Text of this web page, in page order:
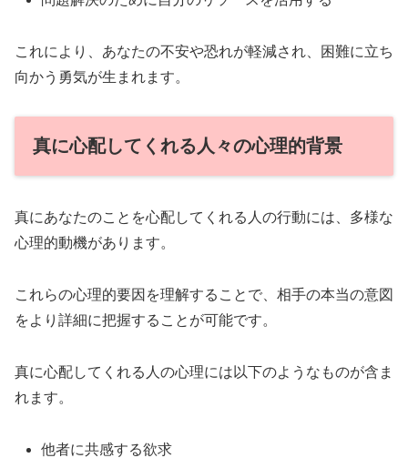
これにより、あなたの不安や恐れが軽減され、困難に立ち
向かう勇気が生まれます。
真に心配してくれる人々の心理的背景
真にあなたのことを心配してくれる人の行動には、多様な
心理的動機があります。
これらの心理的要因を理解することで、相手の本当の意図
をより詳細に把握することが可能です。
真に心配してくれる人の心理には以下のようなものが含ま
れます。
他者に共感する欲求